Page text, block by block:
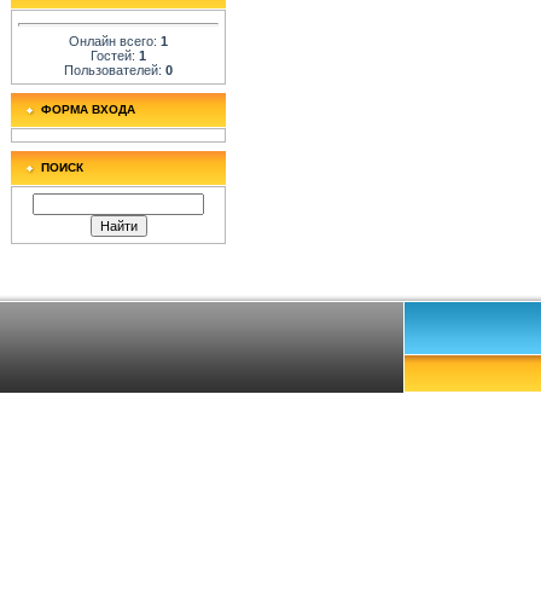
Онлайн всего: 1
Гостей: 1
Пользователей: 0
ФОРМА ВХОДА
ПОИСК